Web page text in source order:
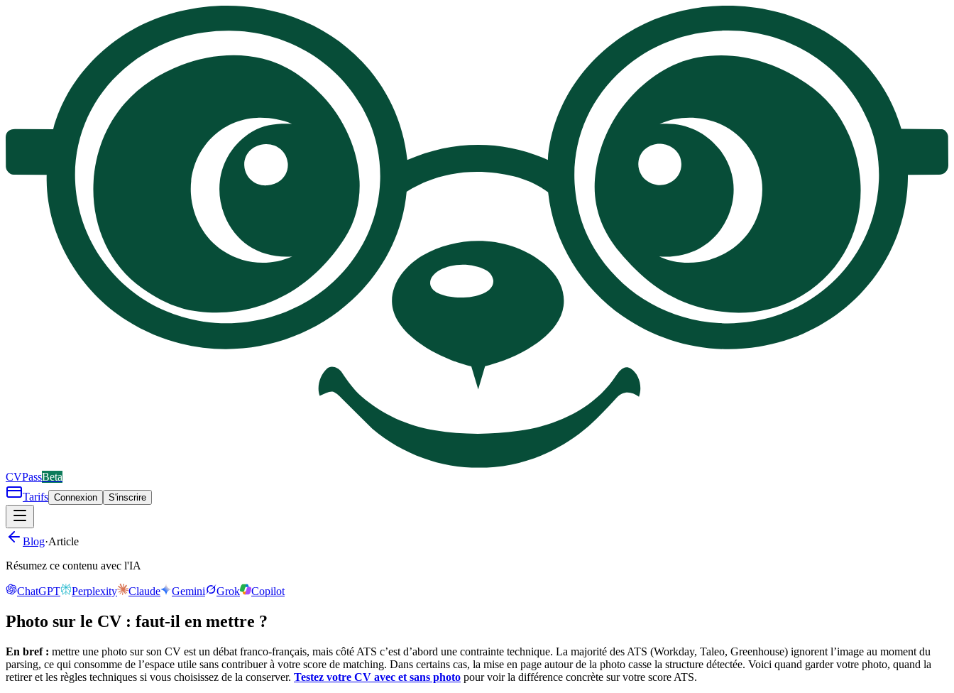
CVPassBeta
Tarifs Connexion S'inscrire
Blog·Article
Résumez ce contenu avec l'IA
ChatGPT Perplexity Claude Gemini Grok Copilot
Photo sur le CV : faut-il en mettre ?
En bref : mettre une photo sur son CV est un débat franco-français, mais côté ATS c’est d’abord une contrainte technique. La majorité des ATS (Workday, Taleo, Greenhouse) ignorent l’image au moment du
parsing, ce qui consomme de l’espace utile sans contribuer à votre score de matching. Dans certains cas, la mise en page autour de la photo casse la structure détectée. Voici quand garder votre photo, quand la
retirer et les règles techniques si vous choisissez de la conserver. Testez votre CV avec et sans photo pour voir la différence concrète sur votre score ATS.